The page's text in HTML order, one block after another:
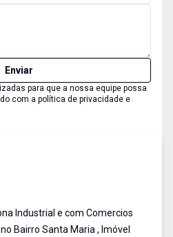
Enviar
para que a nossa equipe possa
com a política de privacidade e
Industrial e com Comercios
Bairro Santa Maria , Imóvel